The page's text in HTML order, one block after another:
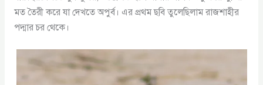
মত তৈরী করে যা দেখতে অপুর্ব। এর প্রথম ছবি তুলেছিলাম রাজশাহীর
পদ্মার চর থেকে।